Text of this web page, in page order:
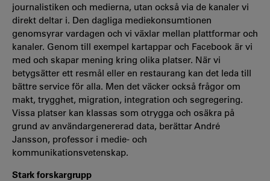
journalistiken och medierna, utan också via de kanaler vi
direkt deltar i. Den dagliga mediekonsumtionen
genomsyrar vardagen och vi växlar mellan plattformar och
kanaler. Genom till exempel kartappar och Facebook är vi
med och skapar mening kring olika platser. När vi
betygsätter ett resmål eller en restaurang kan det leda till
bättre service för alla. Men det väcker också frågor om
makt, trygghet, migration, integration och segregering.
Vissa platser kan klassas som otrygga och osäkra på
grund av användargenererad data, berättar André
Jansson, professor i medie- och
kommunikationsvetenskap.
Stark forskargrupp